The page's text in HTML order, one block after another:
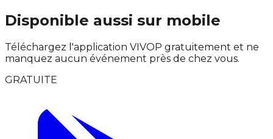
Disponible aussi sur mobile
Téléchargez l'application VIVOP gratuitement et ne
manquez aucun événement près de chez vous.
GRATUITE